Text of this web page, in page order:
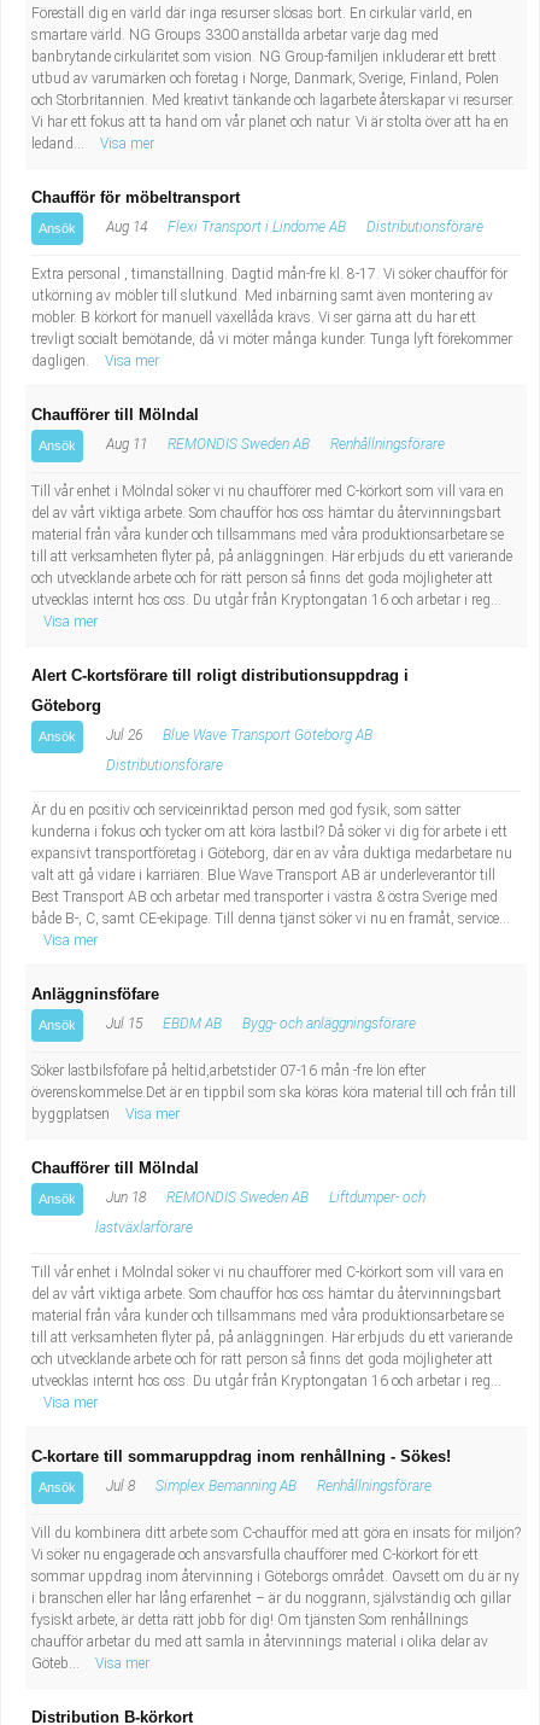
Föreställ dig en värld där inga resurser slösas bort. En cirkulär värld, en
smartare värld. NG Groups 3300 anställda arbetar varje dag med
banbrytande cirkuläritet som vision. NG Group-familjen inkluderar ett brett
utbud av varumärken och företag i Norge, Danmark, Sverige, Finland, Polen
och Storbritannien. Med kreativt tänkande och lagarbete återskapar vi resurser.
Vi har ett fokus att ta hand om vår planet och natur. Vi är stolta över att ha en
ledand...
Visa mer
Chaufför för möbeltransport
Ansök Aug 14 Flexi Transport i Lindome AB Distributionsförare
Extra personal , timanställning. Dagtid mån-fre kl. 8-17. Vi söker chaufför för
utkörning av möbler till slutkund. Med inbärning samt även montering av
möbler. B körkort för manuell växellåda krävs. Vi ser gärna att du har ett
trevligt socialt bemötande, då vi möter många kunder. Tunga lyft förekommer
dagligen.
Visa mer
Chaufförer till Mölndal
Ansök Aug 11 REMONDIS Sweden AB Renhållningsförare
Till vår enhet i Mölndal söker vi nu chaufförer med C-körkort som vill vara en
del av vårt viktiga arbete. Som chaufför hos oss hämtar du återvinningsbart
material från våra kunder och tillsammans med våra produktionsarbetare se
till att verksamheten flyter på, på anläggningen. Här erbjuds du ett varierande
och utvecklande arbete och för rätt person så finns det goda möjligheter att
utvecklas internt hos oss. Du utgår från Kryptongatan 16 och arbetar i reg...
Visa mer
Alert C-kortsförare till roligt distributionsuppdrag i
Göteborg
Ansök Jul 26
Blue Wave Transport Göteborg AB
Distributionsförare
Är du en positiv och serviceinriktad person med god fysik, som sätter
kunderna i fokus och tycker om att köra lastbil? Då söker vi dig för arbete i ett
expansivt transportföretag i Göteborg, där en av våra duktiga medarbetare nu
valt att gå vidare i karriären. Blue Wave Transport AB är underleverantör till
Best Transport AB och arbetar med transporter i västra & östra Sverige med
både B-, C, samt CE-ekipage. Till denna tjänst söker vi nu en framåt, service...
Visa mer
Anläggninsföfare
Ansök Jul 15 EBDM AB Bygg- och anläggningsförare
Söker lastbilsföfare på heltid,arbetstider 07-16 mån -fre lön efter
överenskommelse.Det är en tippbil som ska köras köra material till och från till
byggplatsen
Visa mer
Chaufförer till Mölndal
Ansök Jun 18 REMONDIS Sweden AB
Liftdumper- och
lastväxlarförare
Till vår enhet i Mölndal söker vi nu chaufförer med C-körkort som vill vara en
del av vårt viktiga arbete. Som chaufför hos oss hämtar du återvinningsbart
material från våra kunder och tillsammans med våra produktionsarbetare se
till att verksamheten flyter på, på anläggningen. Här erbjuds du ett varierande
och utvecklande arbete och för rätt person så finns det goda möjligheter att
utvecklas internt hos oss. Du utgår från Kryptongatan 16 och arbetar i reg...
Visa mer
C-kortare till sommaruppdrag inom renhållning - Sökes!
Ansök Jul 8 Simplex Bemanning AB Renhållningsförare
Vill du kombinera ditt arbete som C-chaufför med att göra en insats för miljön?
Vi söker nu engagerade och ansvarsfulla chaufförer med C-körkort för ett
sommar uppdrag inom återvinning i Göteborgs området. Oavsett om du är ny
i branschen eller har lång erfarenhet – är du noggrann, självständig och gillar
fysiskt arbete, är detta rätt jobb för dig! Om tjänsten Som renhållnings
chaufför arbetar du med att samla in återvinnings material i olika delar av
Göteb...
Visa mer
Distribution B-körkort